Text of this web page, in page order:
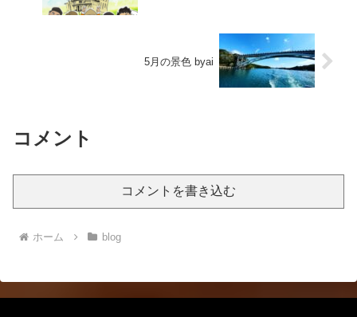
5月の景色 byai
コメント
コメントを書き込む
ホーム blog